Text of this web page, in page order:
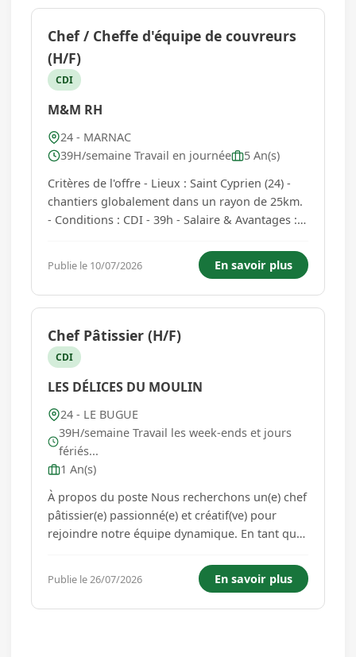
Chef / Cheffe d'équipe de couvreurs
(H/F)
CDI
M&M RH
24 - MARNAC
39H/semaine Travail en journée
5 An(s)
Critères de l'offre - Lieux : Saint Cyprien (24) -
chantiers globalement dans un rayon de 25km.
- Conditions : CDI - 39h - Salaire & Avantages : À
expériences) + prime panier + prime selon
résultat annuel + Mutuelle prise à charge à
100% par l'...
Publie le 10/07/2026 En savoir plus
Chef Pâtissier (H/F)
CDI
LES DÉLICES DU MOULIN
24 - LE BUGUE
39H/semaine Travail les week-ends et jours
fériés...
1 An(s)
À propos du poste Nous recherchons un(e) chef
pâtissier(e) passionné(e) et créatif(ve) pour
rejoindre notre équipe dynamique. En tant que
de la conception, de la préparation et de la
présentation de délicieuses créations sucrées
qui raviro...
Publie le 26/07/2026 En savoir plus